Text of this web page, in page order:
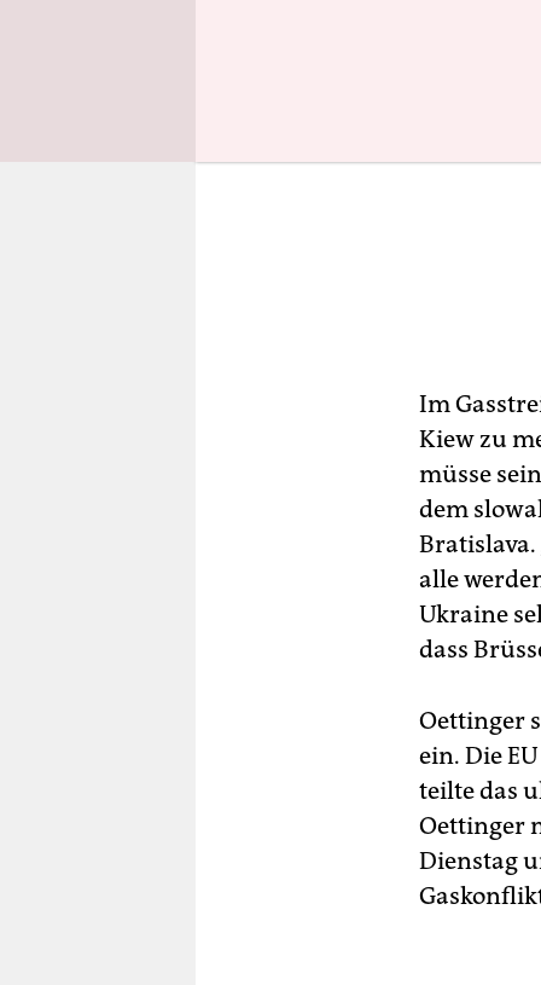
Im
Kiew zu
müsse
dem
alle
Ukraine
dass
Oettinger
ein. Die
teilte das
Oettinger
Dienstag